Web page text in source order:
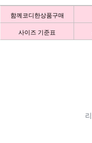
함께코디한상품구매
사이즈 기준표